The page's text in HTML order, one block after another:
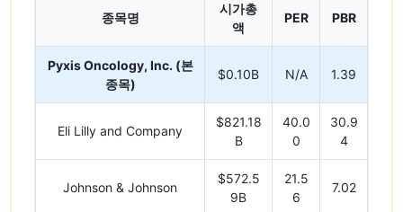
종목명
시가총
액
PER PBR
Pyxis Oncology, Inc. (본
종목)
$0.10B N/A 1.39
Eli Lilly and Company
$821.18
B
40.0
0
30.9
4
Johnson & Johnson
$572.5
9B
21.5
6
7.02